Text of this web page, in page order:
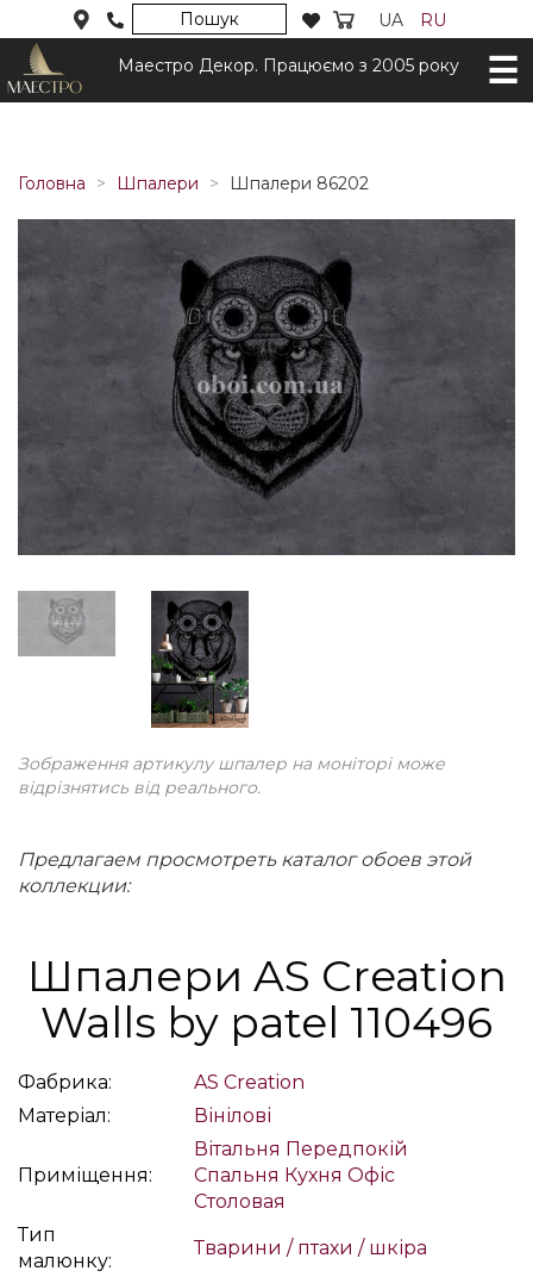
Пошук UA RU
Маестро Декор. Працюємо з 2005 року
Головна Шпалери Шпалери 86202
Зображення артикулу шпалер на моніторі може
відрізнятись від реального.
Предлагаем просмотреть каталог обоев этой
коллекции:
Шпалери AS Creation
Walls by patel 110496
Фабрика:
AS Creation
Матеріал:
Вінілові
Приміщення:
Вітальня Передпокій
Спальня Кухня Офіс
Столовая
Тип
малюнку:
Тварини / птахи / шкіра